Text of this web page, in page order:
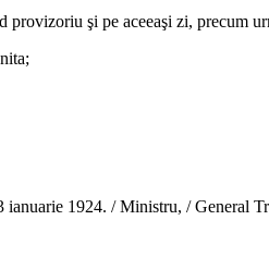
şi pe aceeaşi zi, precum
1924. / Ministru, / General